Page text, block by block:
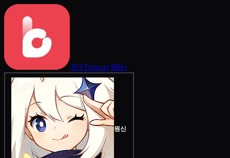
BitTopup Wiki
원신